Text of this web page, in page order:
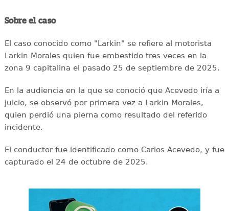
Sobre el caso
El caso conocido como "Larkin" se refiere al motorista
Larkin Morales quien fue embestido tres veces en la
zona 9 capitalina el pasado 25 de septiembre de 2025.
En la audiencia en la que se conoció que Acevedo iría a
juicio, se observó por primera vez a Larkin Morales,
quien perdió una pierna como resultado del referido
incidente.
El conductor fue identificado como Carlos Acevedo, y fue
capturado el 24 de octubre de 2025.